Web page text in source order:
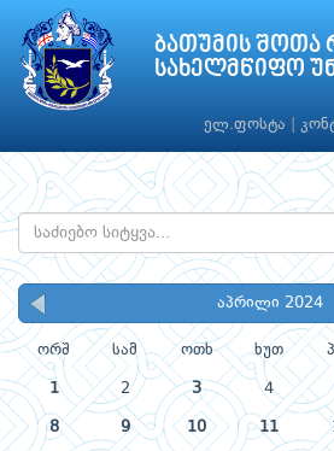
ბათუმის შოთა
სახელმწიფო
ელ.ფოსტა
აპრილი 2024
ორშ სამ ოთხ ხუთ
1 2 3 4
8 9 10 11